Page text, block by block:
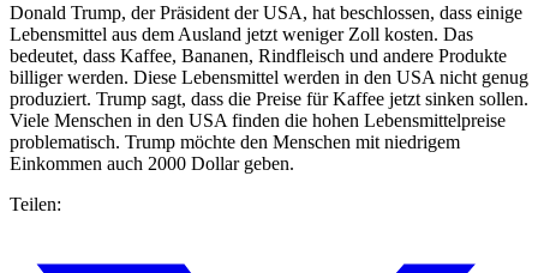
Donald Trump, der Präsident der USA, hat beschlossen, dass einige
Lebensmittel aus dem Ausland jetzt weniger Zoll kosten. Das
bedeutet, dass Kaffee, Bananen, Rindfleisch und andere Produkte
billiger werden. Diese Lebensmittel werden in den USA nicht genug
produziert. Trump sagt, dass die Preise für Kaffee jetzt sinken sollen.
Viele Menschen in den USA finden die hohen Lebensmittelpreise
problematisch. Trump möchte den Menschen mit niedrigem
Einkommen auch 2000 Dollar geben.
Teilen: